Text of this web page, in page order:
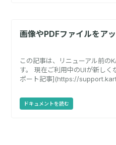
画像やPDFファイルをア
この記事は、リニューアル前の
す。 現在ご利用中のUIが新し
ポート記事](https://
ドキュメントを読む